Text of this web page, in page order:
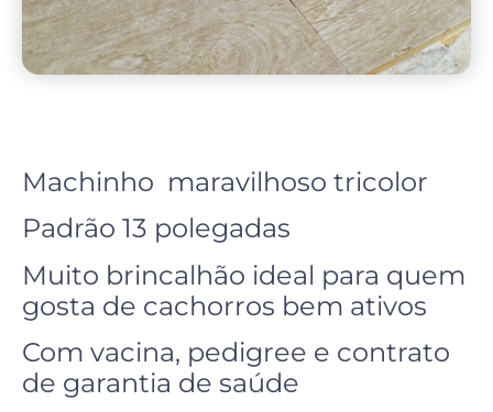
Machinho maravilhoso tricolor
Padrão 13 polegadas
Muito brincalhão ideal para quem
gosta de cachorros bem ativos
Com vacina, pedigree e contrato
de garantia de saúde